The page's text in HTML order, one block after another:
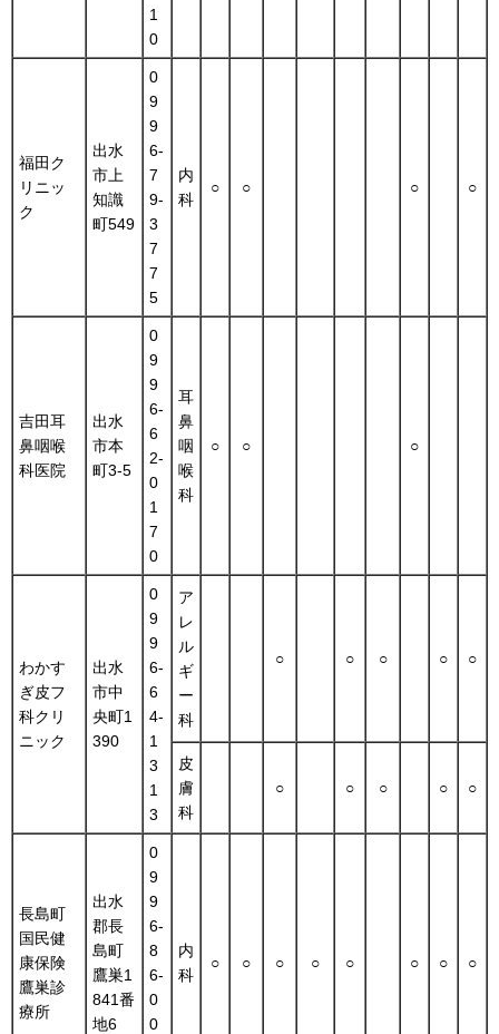
1
0
福田ク
リニッ
ク
出水
市上
知識
町549
0
9
9
6-
7
9-
3
7
7
5
内
科
○ ○ ○ ○
吉田耳
鼻咽喉
科医院
出水
市本
町3-5
0
9
9
6-
6
2-
0
1
7
0
耳
鼻
咽
喉
科
○ ○ ○
わかす
ぎ皮フ
科クリ
ニック
出水
市中
央町1
390
0
9
9
6-
6
4-
1
3
1
3
ア
レ
ル
ギ
ー
科
○ ○ ○ ○ ○
皮
膚
科
○ ○ ○ ○ ○
長島町
国民健
康保険
鷹巣診
療所
出水
郡長
島町
鷹巣1
841番
地6
0
9
9
6-
8
6-
0
0
内
科
○ ○ ○ ○ ○ ○ ○ ○